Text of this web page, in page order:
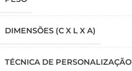
DIMENSÕES (C X L X A)
TÉCNICA DE PERSONALIZAÇÃO